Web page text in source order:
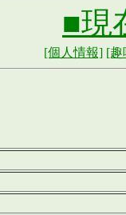
■現
[個人情報] [趣